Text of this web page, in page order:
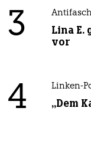
3
Lina E.
vor
4 Linken-
„Dem